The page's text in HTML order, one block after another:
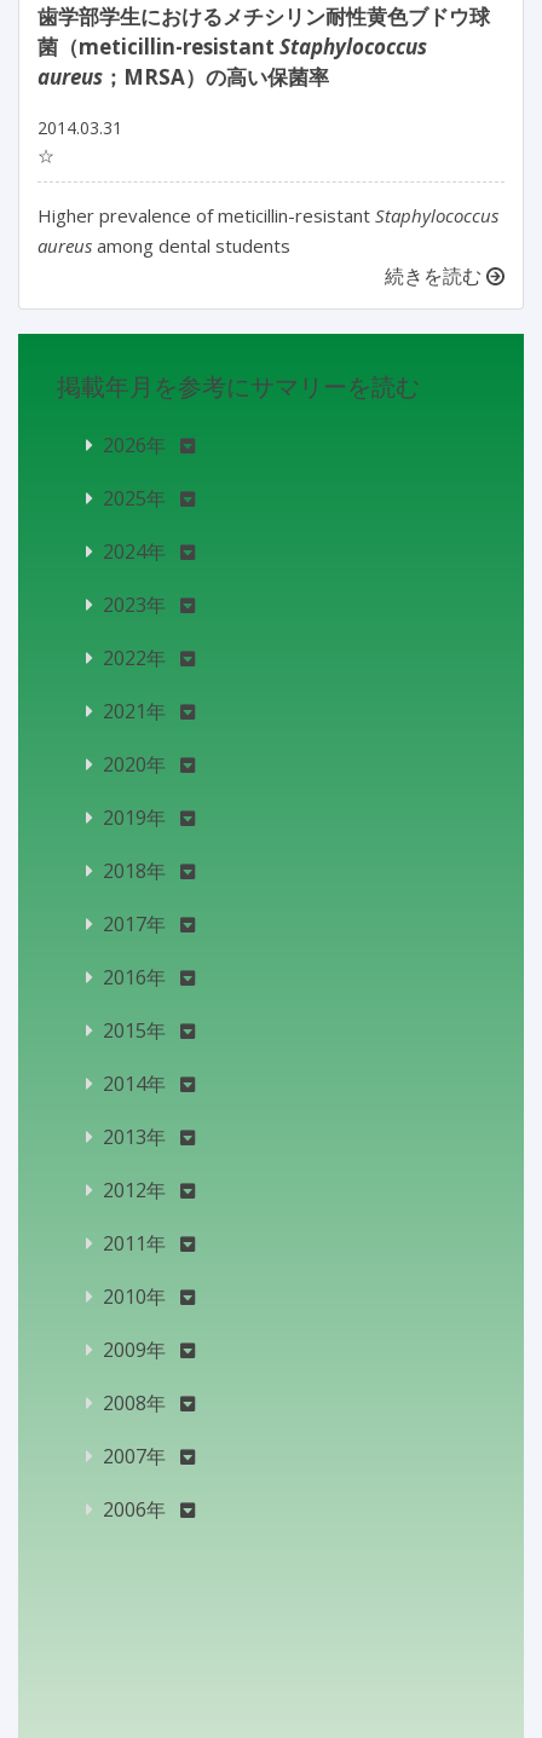
歯学部学生におけるメチシリン耐性黄色ブドウ球
菌（meticillin-resistant Staphylococcus
aureus ；MRSA）の高い保菌率
2014.03.31
☆
Higher prevalence of meticillin-resistant Staphylococcus
aureus among dental students
続きを読む
掲載年月を参考にサマリーを読む
2026年
2025年
2024年
2023年
2022年
2021年
2020年
2019年
2018年
2017年
2016年
2015年
2014年
2013年
2012年
2011年
2010年
2009年
2008年
2007年
2006年